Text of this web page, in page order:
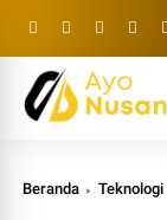
Beranda Teknologi